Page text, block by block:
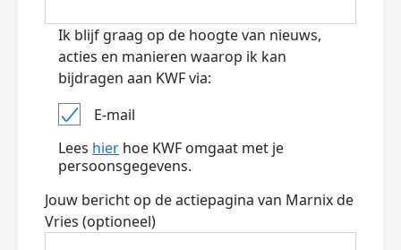
Ik blijf graag op de hoogte van nieuws,
acties en manieren waarop ik kan
bijdragen aan KWF via:
E-mail
Lees hier hoe KWF omgaat met je
persoonsgegevens.
Jouw bericht op de actiepagina van Marnix de
Vries (optioneel)